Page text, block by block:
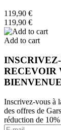
119,90 €
119,90 €
Add to cart
RECEVOIR
BIENVENUE
Inscrivez-vous à
des offres de
réduction de